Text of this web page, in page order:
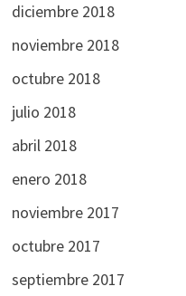
diciembre 2018
noviembre 2018
octubre 2018
julio 2018
abril 2018
enero 2018
noviembre 2017
octubre 2017
septiembre 2017